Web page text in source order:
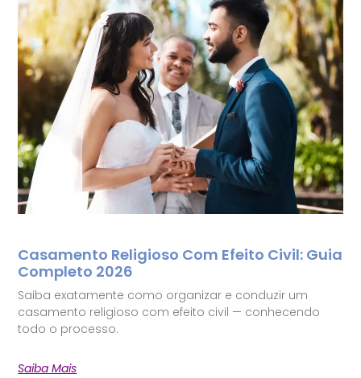
Casamento Religioso Com Efeito Civil: Guia
Completo 2026
Saiba exatamente como organizar e conduzir um
casamento religioso com efeito civil — conhecendo
todo o processo.
Saiba Mais